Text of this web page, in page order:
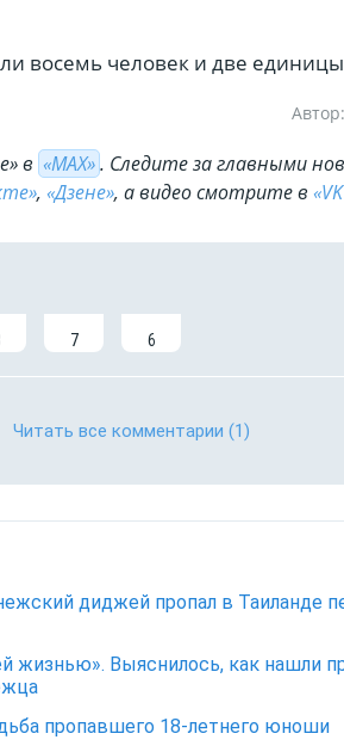
восемь человек и две
Автор:
в «МАХ». Cледите за главными
, «Дзене», а видео смотрите в
7 6
Читать все комментарии (1)
диджей пропал в Таиланде
жизнью». Выяснилось, как нашли
пропавшего 18-летнего юноши